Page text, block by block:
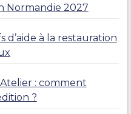
Normandie 2027
d’aide à la restauration
: comment
?